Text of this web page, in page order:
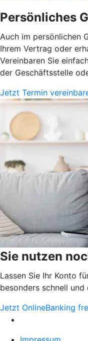
Persönliches
Auch im persönlichen
Ihrem Vertrag oder
Vereinbaren Sie
der Geschäftsstelle
Jetzt Termin
Sie nutzen
Lassen Sie Ihr Konto
besonders schnell
Jetzt OnlineBanking